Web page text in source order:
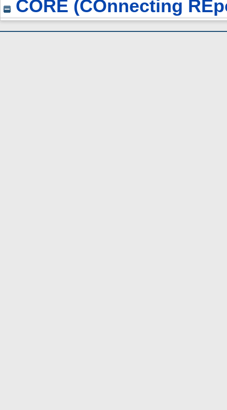
CORE (COnnecting